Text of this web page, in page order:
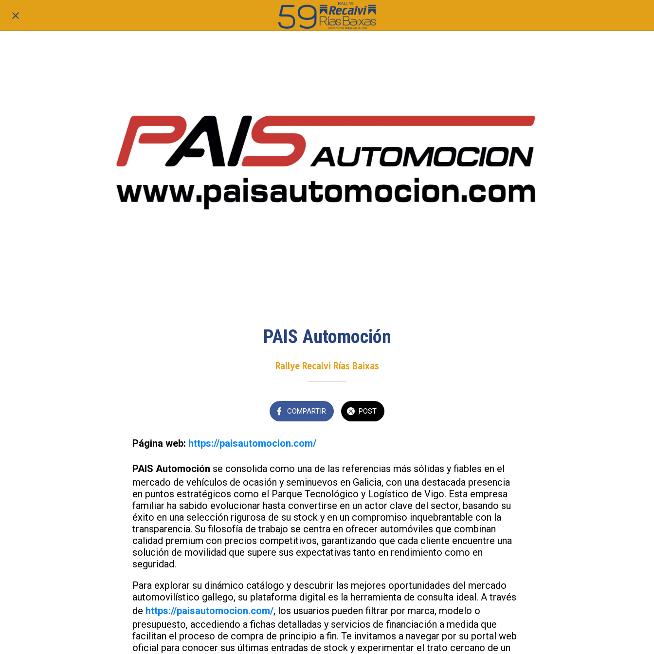
PAIS Automoción
Rallye Recalvi Rías Baixas
COMPARTIR POST
Página web: https://paisautomocion.com/
PAIS Automoción se consolida como una de las referencias más sólidas y fiables en el
mercado de vehículos de ocasión y seminuevos en Galicia, con una destacada presencia
en puntos estratégicos como el Parque Tecnológico y Logístico de Vigo. Esta empresa
familiar ha sabido evolucionar hasta convertirse en un actor clave del sector, basando su
éxito en una selección rigurosa de su stock y en un compromiso inquebrantable con la
transparencia. Su filosofía de trabajo se centra en ofrecer automóviles que combinan
calidad premium con precios competitivos, garantizando que cada cliente encuentre una
solución de movilidad que supere sus expectativas tanto en rendimiento como en
seguridad.
Para explorar su dinámico catálogo y descubrir las mejores oportunidades del mercado
automovilístico gallego, su plataforma digital es la herramienta de consulta ideal. A través
de https://paisautomocion.com/, los usuarios pueden filtrar por marca, modelo o
presupuesto, accediendo a fichas detalladas y servicios de financiación a medida que
facilitan el proceso de compra de principio a fin. Te invitamos a navegar por su portal web
oficial para conocer sus últimas entradas de stock y experimentar el trato cercano de un